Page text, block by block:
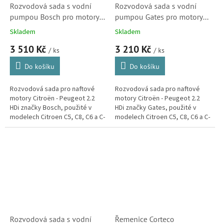
Rozvodová sada s vodní
pumpou Bosch pro motory
Citroen 2.2 HDi
1987946496)
Skladem
3 510 Kč / ks
Do košíku
Rozvodová sada pro naftové
motory Citroën - Peugeot 2.2
HDi značky Bosch, použité v
modelech Citroen C5, C8, C6 a C-
Crosser. (Peugeot 407, 508, 607,
Rozvodová sada s vodní
pumpou Gates pro motory
Citroen 2.2 HDi (Peugeot,
Skladem
3 210 Kč / ks
Do košíku
Rozvodová sada pro naftové
motory Citroën - Peugeot 2.2
HDi značky Gates, použité v
modelech Citroen C5, C8, C6 a C-
Crosser. (Peugeot 407, 508, 607,
Rozvodová sada s vodní
Řemenice Corteco